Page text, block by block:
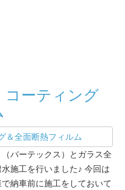
ーティング
バーテックス）とガラス全
施工を行いました♪ 今回は
納車前に施工をしておいて